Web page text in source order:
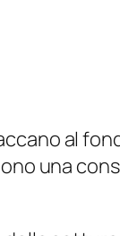
al
una